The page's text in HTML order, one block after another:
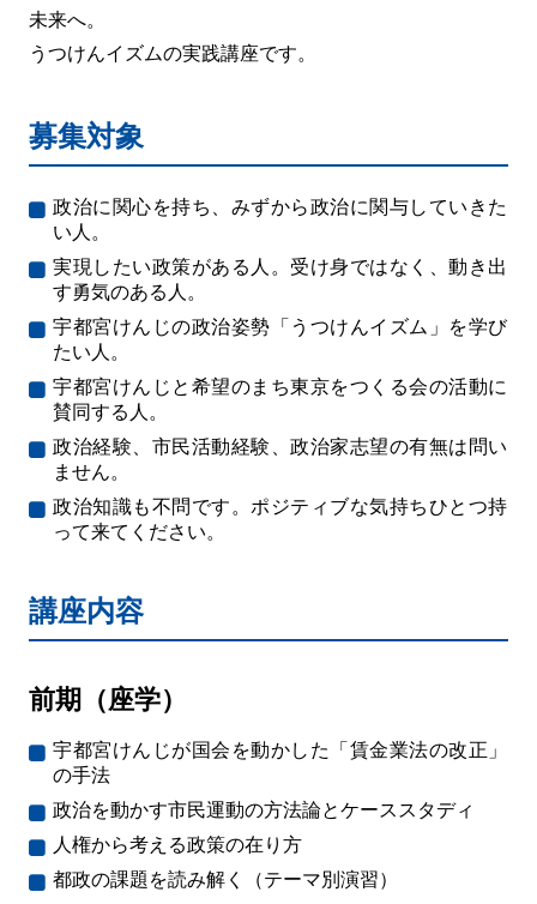
未来へ。
うつけんイズムの実践講座です。
募集対象
政治に関心を持ち、みずから政治に関与していきた
い人。
実現したい政策がある人。受け身ではなく、動き出
す勇気のある人。
宇都宮けんじの政治姿勢「うつけんイズム」を学び
たい人。
宇都宮けんじと希望のまち東京をつくる会の活動に
賛同する人。
政治経験、市民活動経験、政治家志望の有無は問い
ません。
政治知識も不問です。ポジティブな気持ちひとつ持
って来てください。
講座内容
前期（座学）
宇都宮けんじが国会を動かした「賃金業法の改正」
の手法
政治を動かす市民運動の方法論とケーススタディ
人権から考える政策の在り方
都政の課題を読み解く（テーマ別演習）